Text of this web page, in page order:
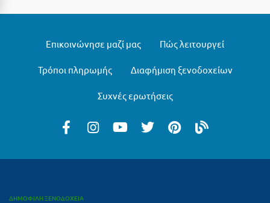
Τολό
Επικοινώνησε μαζί μας Πώς λειτουργεί
Τρόποι πληρωμής Διαφήμιση ξενοδοχείων
Συχνές ερωτήσεις
ΔΗΜΟΦΙΛΗ ΞΕΝΟΔΟΧΕΙΑ